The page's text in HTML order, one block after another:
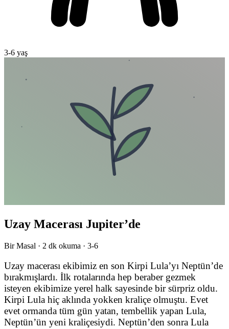
3-6 yaş
Uzay Macerası Jupiter’de
Bir Masal · 2 dk okuma · 3-6
Uzay macerası ekibimiz en son Kirpi Lula’yı Neptün’de
bırakmışlardı. İlk rotalarında hep beraber gezmek
isteyen ekibimize yerel halk sayesinde bir sürpriz oldu.
Kirpi Lula hiç aklında yokken kraliçe olmuştu. Evet
evet ormanda tüm gün yatan, tembellik yapan Lula,
Neptün’ün yeni kraliçesiydi. Neptün’den sonra Lula